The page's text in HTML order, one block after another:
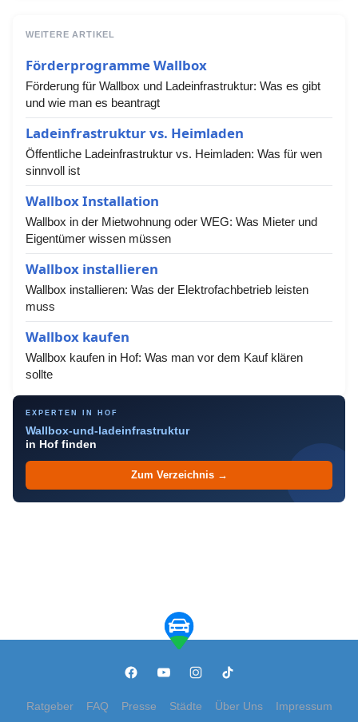
WEITERE ARTIKEL
Förderprogramme Wallbox
Förderung für Wallbox und Ladeinfrastruktur: Was es gibt
und wie man es beantragt
Ladeinfrastruktur vs. Heimladen
Öffentliche Ladeinfrastruktur vs. Heimladen: Was für wen
sinnvoll ist
Wallbox Installation
Wallbox in der Mietwohnung oder WEG: Was Mieter und
Eigentümer wissen müssen
Wallbox installieren
Wallbox installieren: Was der Elektrofachbetrieb leisten
muss
Wallbox kaufen
Wallbox kaufen in Hof: Was man vor dem Kauf klären
sollte
EXPERTEN IN HOF
Wallbox-und-ladeinfrastruktur
in Hof finden
Zum Verzeichnis →
Ratgeber FAQ Presse Städte Über Uns Impressum